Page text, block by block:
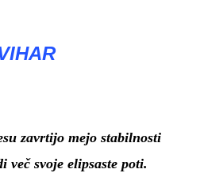
zavrtijo mejo stabilnosti
več svoje elipsaste poti.